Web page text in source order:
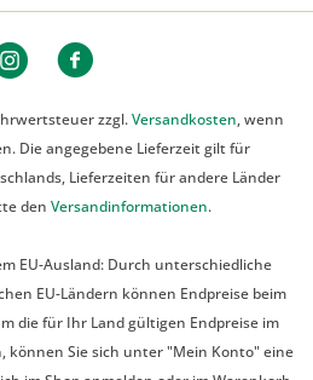
zzgl.Versandkosten, wenn
Die angegebene Lieferzeit gilt für
Lieferzeiten für andere Länder
den Versandinformationen.
EU-Ausland: Durch unterschiedliche
EU-Ländern können Endpreise beim
die für Ihr Land gültigen Endpreise im
können Sie sich unter "Mein Konto" eine